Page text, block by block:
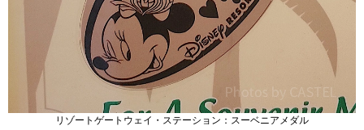
リゾートゲートウェイ・ステーション：スーベニアメダル